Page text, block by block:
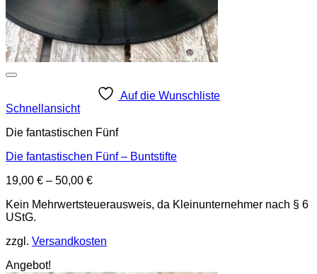
Auf die Wunschliste
Schnellansicht
Die fantastischen Fünf
Die fantastischen Fünf – Buntstifte
19,00 € – 50,00 €
Kein Mehrwertsteuerausweis, da Kleinunternehmer nach § 6
UStG.
zzgl. Versandkosten
Angebot!